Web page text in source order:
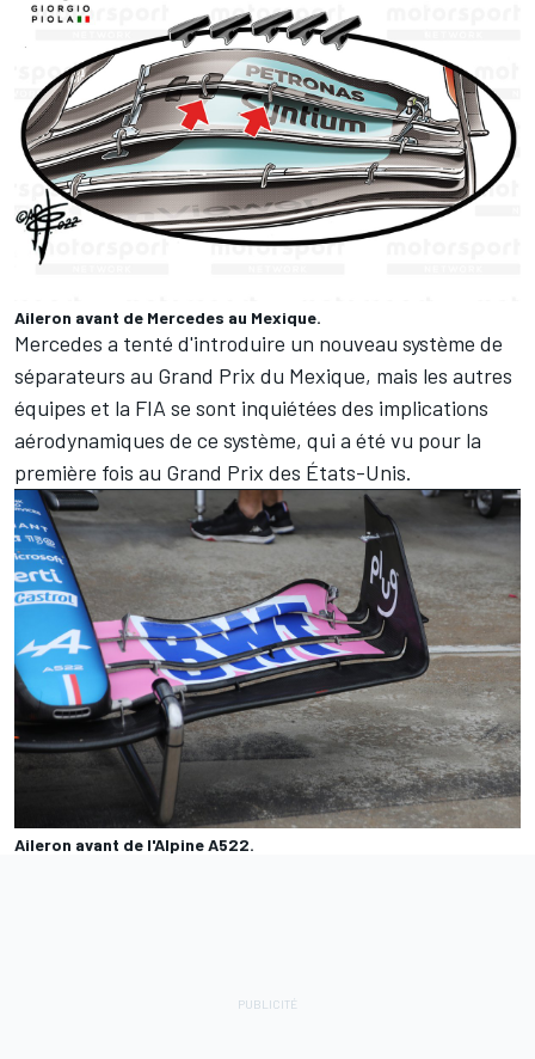
Aileron avant de Mercedes au Mexique.
Mercedes a tenté d'introduire un nouveau système de
séparateurs au Grand Prix du Mexique, mais les autres
équipes et la FIA se sont inquiétées des implications
aérodynamiques de ce système, qui a été vu pour la
première fois au Grand Prix des États-Unis.
Aileron avant de l'Alpine A522.